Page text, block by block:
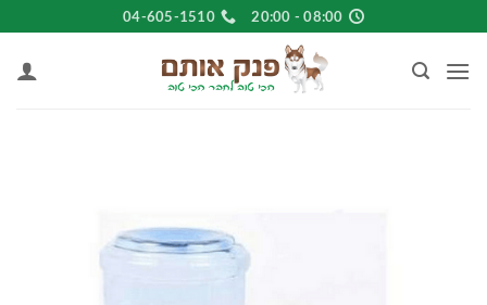
to
content
08:00 - 20:00
04-605-1510